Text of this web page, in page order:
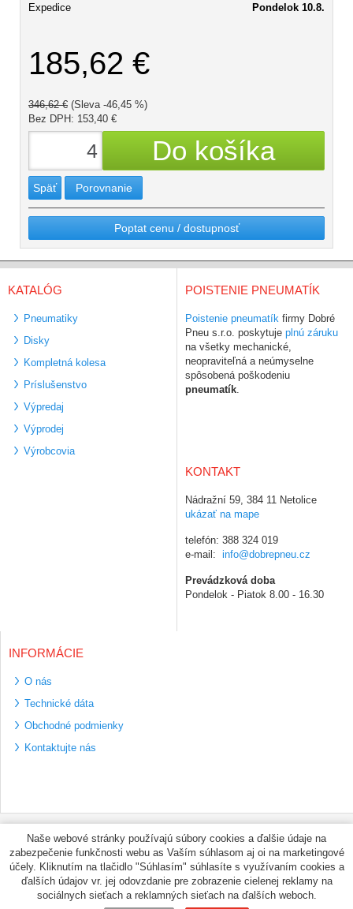
Expedice
Pondelok 10.8.
185,62 €
346,62 € (Sleva -46,45 %)
Bez DPH: 153,40 €
Späť Porovnanie
Poptat cenu / dostupnosť
KATALÓG
Pneumatiky
Disky
Kompletná kolesa
Príslušenstvo
Výpredaj
Výprodej
Výrobcovia
POISTENIE PNEUMATÍK
Poistenie pneumatík firmy Dobré
Pneu s.r.o. poskytuje plnú záruku
na všetky mechanické,
neopraviteľná a neúmyselne
spôsobená poškodeniu
pneumatík
KONTAKT
Nádražní 59, 384 11 Netolice
ukázať na mape
telefón: 388 324 019
e-mail: info@dobrepneu.cz
Prevádzková doba
Pondelok - Piatok 8.00 - 16.30
INFORMÁCIE
O nás
Technické dáta
Obchodné podmienky
Kontaktujte nás
Bezpečné platební
metody
Využíváme zasílání
PPL
Naše webové stránky používajú súbory cookies a ďalšie údaje na
zabezpečenie funkčnosti webu as Vaším súhlasom aj oi na marketingové
účely. Kliknutím na tlačidlo "Súhlasím" súhlasíte s využívaním cookies a
ďalších údajov vr. jej odovzdanie pre zobrazenie cielenej reklamy na
sociálnych sieťach a reklamných sieťach na ďalších weboch.